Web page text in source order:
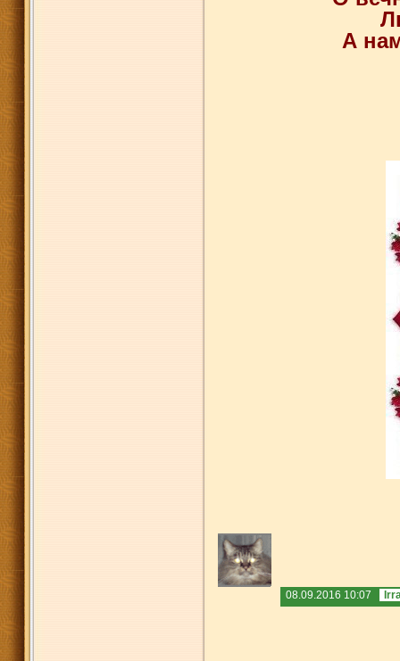
А
08.09.2016 10:07